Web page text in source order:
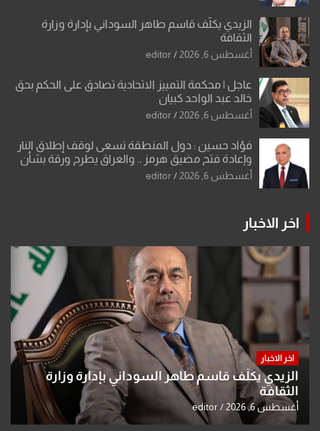
الزيدي يكلّف قاسم طاهر السوداني بإدارة وزارة
الثقافة
أغسطس 6, 2026 editor
عاجل | محكمة التمييز الاتحادية تصادق على الحكم بحق
خالد عبد الواحد كبيان
أغسطس 6, 2026 editor
فؤاد حسين : دول المنطقة تسعى لوقف إطلاق النار
وإعادة فتح مضيق هرمز .. والعراق يطرح ورقة بشأن
تحولات القدس
أغسطس 6, 2026 editor
اخر الاخبار
اخر الاخبار
الزيدي يكلّف قاسم طاهر السوداني بإدارة وزارة
الثقافة
أغسطس 6, 2026 editor